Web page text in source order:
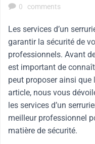
0
comments
Les services d’un
garantir la sécurité de
professionnels. Avant
est important de
peut proposer ainsi
article, nous vous
les services d’un
meilleur professionnel
matière de sécurité.